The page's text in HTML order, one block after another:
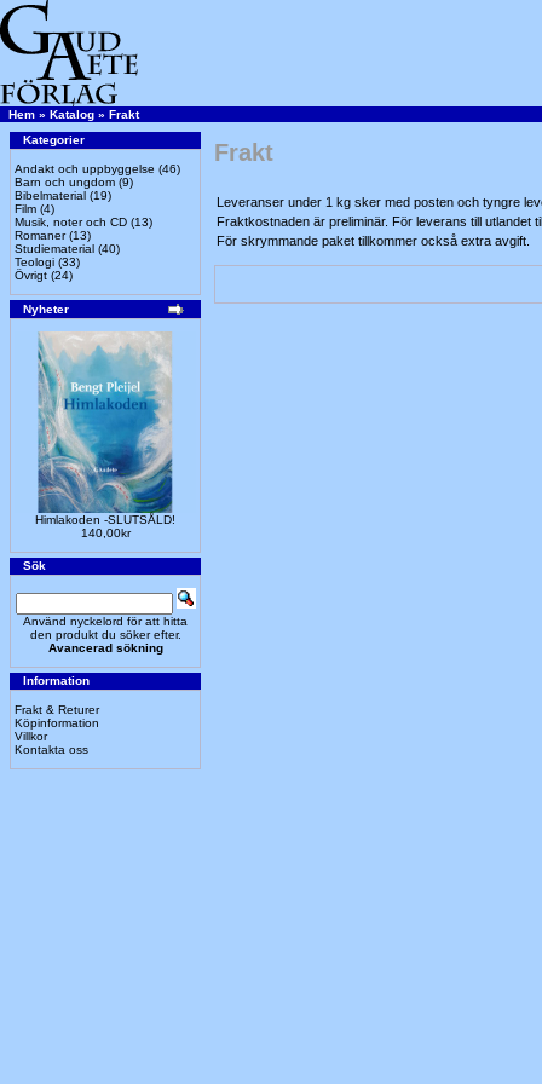
Hem » Katalog » Frakt
Kategorier
Andakt och uppbyggelse (46)
Barn och ungdom (9)
Bibelmaterial (19)
Film (4)
Musik, noter och CD (13)
Romaner(13)
Studiematerial (40)
Teologi (33)
Övrigt (24)
Nyheter
Himlakoden -SLUTSÅLD!
140,00kr
Sök
Använd nyckelord för att hitta
den produkt du söker efter.
Avancerad sökning
Information
Frakt & Returer
Köpinformation
Villkor
Kontakta oss
Frakt
Leveranser under 1 kg sker med posten och tyngre
Fraktkostnaden är preliminär. För leverans till utlandet
För skrymmande paket tillkommer också extra avgift.